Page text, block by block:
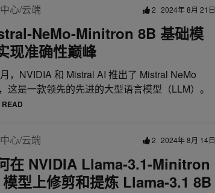
心/云端 2 2024年 8月 21日
NeMo-Minitron 8B 基础模
现准确性巅峰
月，NVIDIA 和 Mistral AI 推出了 Mistral NeMo
这是一款领先的先进的大型语言模型（LLM）。
READ
心/云端 2 2024年 8月 14日
在 NVIDIA Llama-3.1-Minitron
型上修剪和提炼 Llama-3.1 8B